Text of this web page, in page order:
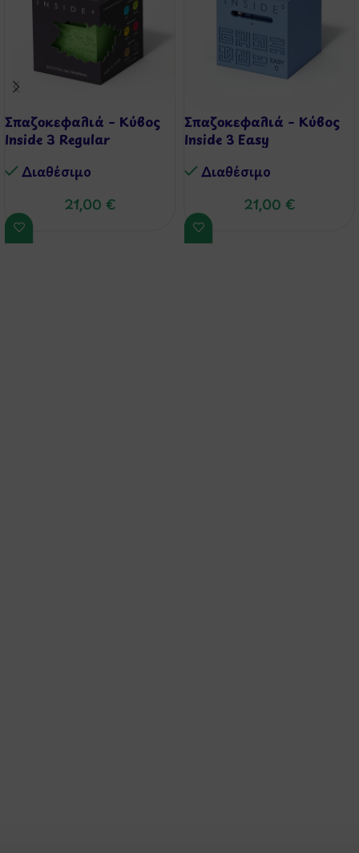
Σπαζοκεφαλιά – Κύβος
Inside 3 Regular
Διαθέσιμo
21,00 €
Σπαζοκεφαλιά – Κύβος
Inside 3 Easy
Διαθέσιμo
21,00 €